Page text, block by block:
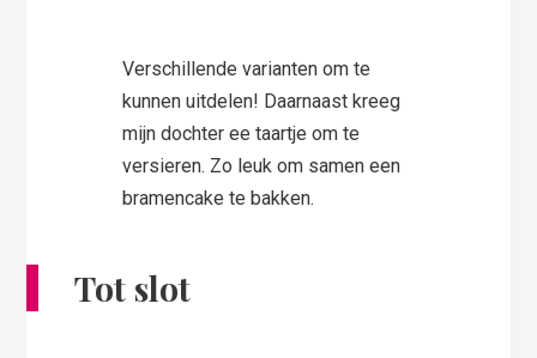
Verschillende varianten om te
kunnen uitdelen! Daarnaast kreeg
mijn dochter ee taartje om te
versieren. Zo leuk om samen een
bramencake te bakken.
Tot slot